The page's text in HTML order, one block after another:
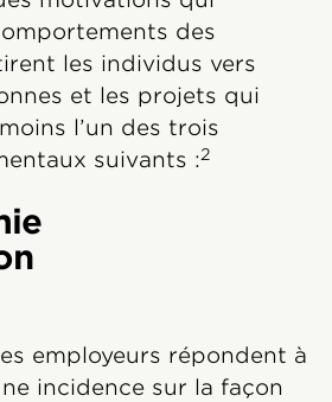
des
les individus vers
et les projets qui
l’un des trois
suivants :2
employeurs répondent à
incidence sur la façon